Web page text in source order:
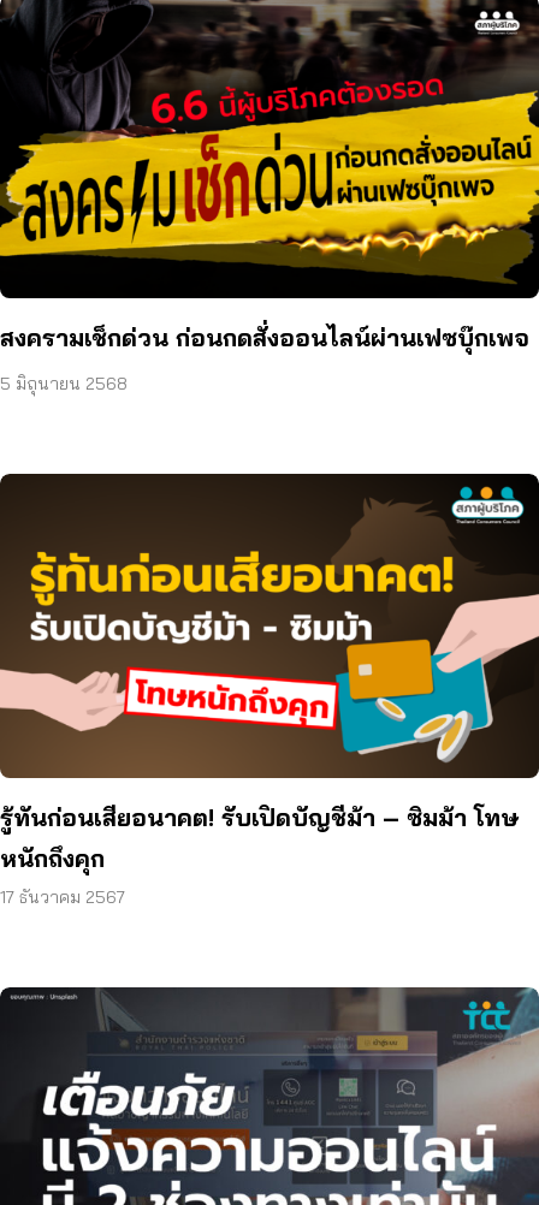
สงครามเช็กด่วน ก่อนกดสั่งออนไลน์ผ่านเฟซบุ๊กเพจ
5 มิถุนายน 2568
รู้ทันก่อนเสียอนาคต! รับเปิดบัญชีม้า – ซิมม้า โทษ
หนักถึงคุก
17 ธันวาคม 2567